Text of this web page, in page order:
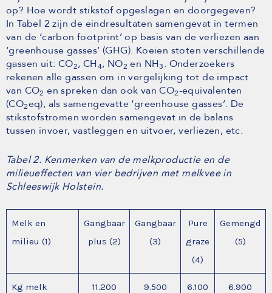
op? Hoe wordt stikstof opgeslagen en doorgegeven?
In Tabel 2 zijn de eindresultaten samengevat in termen
van de ‘carbon footprint’ op basis van de verliezen aan
‘greenhouse gasses’ (GHG). Koeien stoten verschillende
gassen uit: CO2, CH4, NO2 en NH3. Onderzoekers
rekenen alle gassen om in vergelijking tot de impact
van CO2 en spreken dan ook van CO2-equivalenten
(CO2eq), als samengevatte ‘greenhouse gasses’. De
stikstofstromen worden samengevat in de balans
tussen invoer, vastleggen en uitvoer, verliezen, etc.
Tabel 2. Kenmerken van de melkproductie en de
milieueffecten van vier bedrijven met melkvee in
Schleeswijk Holstein.
Melk en
milieu (1)
Gangbaar
plus (2)
Gangbaar
(3)
Pure
graze
(4)
Gemengd
(5)
Kg melk
11.200 9.500 6.100 6.900